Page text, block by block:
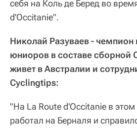
себя на Коль де Беред во
d'Occitanie".
Николай Разуваев -
юниоров в составе сборной
живет в Австралии и
Cyclingtips:
"На La Route d'Occitanie в
работал на Берналя и